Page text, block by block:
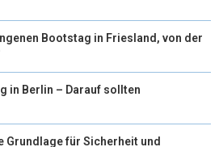
Bootstag in Friesland, von der
in Berlin – Darauf sollten
Grundlage für Sicherheit und